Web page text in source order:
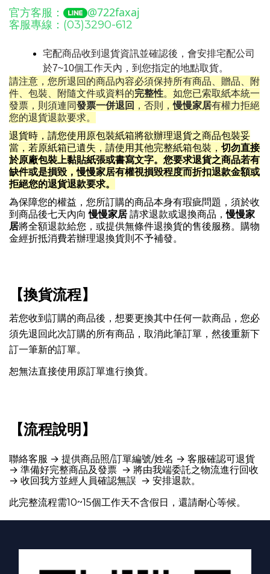
官方客服： @722faxaj
客服專線：(03)3290-612
宅配商品收到退貨資訊並確認後，會安排宅配公司
於7~10個工作天內，到您指定的地點取貨。
請注意 ， 您所退回的商品內容必須保持所有商品、贈品、附
件、包裝、附隨文件或資料的完整性。如您已索取紙本統一
發票，則須連同發票一併退回 ，否則 ，慢慢家居有權力拒絕
您的退貨退款要求。
退貨時，請您使用原包裝紙箱將欲辦理退貨之商品包裝妥
當，若原紙箱已遺失，請使用其他完整紙箱包裝， 切勿直接
於原廠包裝上黏貼紙張或書寫文字。您要求退貨之商品若有
缺件或是損毀，慢慢家居有權視損毀程度而折扣退款金額或
拒絕您的退貨退款要求。
為保障您的權益，您所訂購的商品本身有瑕疵問題，須於收
到商品後七天內向 慢慢家居 請求退款或退換商品，慢慢家
居將全額退款給您，或提供無條件退換貨的售後服務。購物
金經折抵消費若辦理退換貨則不予補發。
【換貨流程】
若您收到訂購的商品後，想要更換其中任何一款商品，您必
須先退回此次訂購的所有商品，取消此筆訂單，然後重新下
訂一筆新的訂單。
恕無法直接使用原訂單進行換貨。
【流程說明】
聯絡客服 → 提供商品照/訂單編號/姓名 → 客服確認可退貨
→ 準備好完整商品及發票 → 將由我端委託之物流進行回收
→ 收回我方並經人員確認無誤 → 安排退款。
此完整流程需10~15個工作天不含假日，還請耐心等候。